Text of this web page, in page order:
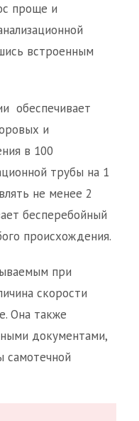
проще и
встроенным
обеспечивает
и
в 100
трубы на 1
не менее 2
бесперебойный
происхождения.
при
скорости
Она также
документами,
самотечной